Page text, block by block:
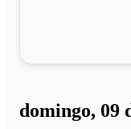
domingo, 09